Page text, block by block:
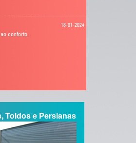
18-01-2024
conforto.
Toldos e Persianas